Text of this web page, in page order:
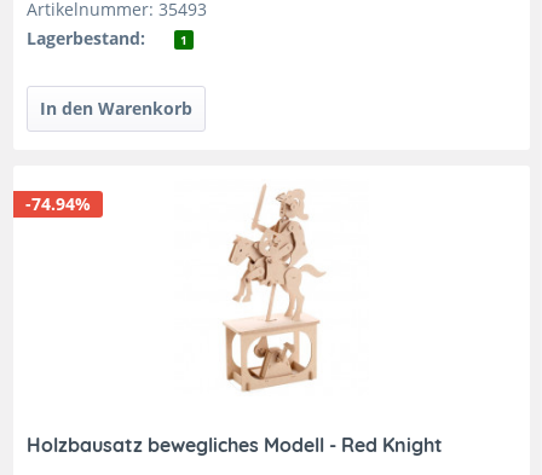
Artikelnummer: 35493
Lagerbestand:
1
-74.94%
Holzbausatz bewegliches Modell - Red Knight